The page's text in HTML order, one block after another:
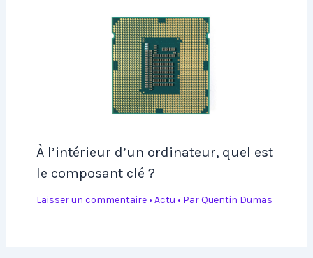
À l’intérieur d’un ordinateur, quel est
le composant clé ?
Laisser un commentaire • Actu • ParQuentin Dumas